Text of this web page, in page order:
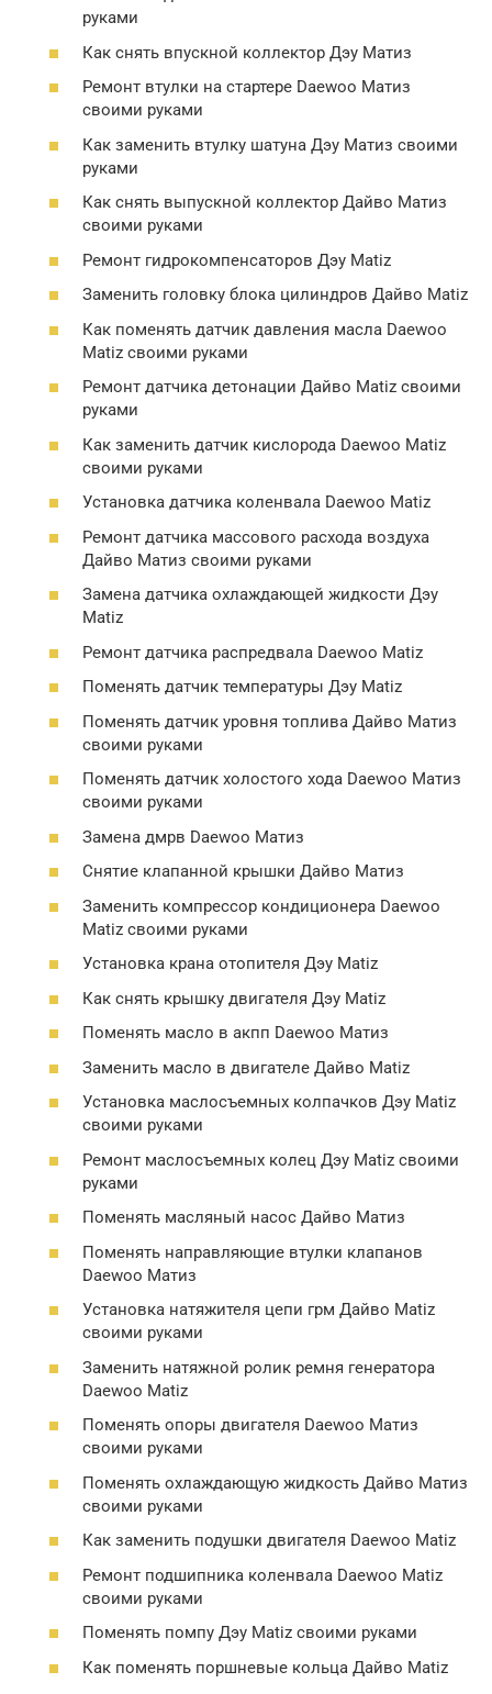
руками
Как снять впускной коллектор Дэу Матиз
Ремонт втулки на стартере Daewoo Матиз
своими руками
Как заменить втулку шатуна Дэу Матиз своими
руками
Как снять выпускной коллектор Дайво Матиз
своими руками
Ремонт гидрокомпенсаторов Дэу Matiz
Заменить головку блока цилиндров Дайво Matiz
Как поменять датчик давления масла Daewoo
Matiz своими руками
Ремонт датчика детонации Дайво Matiz своими
руками
Как заменить датчик кислорода Daewoo Matiz
своими руками
Установка датчика коленвала Daewoo Matiz
Ремонт датчика массового расхода воздуха
Дайво Матиз своими руками
Замена датчика охлаждающей жидкости Дэу
Matiz
Ремонт датчика распредвала Daewoo Matiz
Поменять датчик температуры Дэу Matiz
Поменять датчик уровня топлива Дайво Матиз
своими руками
Поменять датчик холостого хода Daewoo Матиз
своими руками
Замена дмрв Daewoo Матиз
Снятие клапанной крышки Дайво Матиз
Заменить компрессор кондиционера Daewoo
Matiz своими руками
Установка крана отопителя Дэу Matiz
Как снять крышку двигателя Дэу Matiz
Поменять масло в акпп Daewoo Матиз
Заменить масло в двигателе Дайво Matiz
Установка маслосъемных колпачков Дэу Matiz
своими руками
Ремонт маслосъемных колец Дэу Matiz своими
руками
Поменять масляный насос Дайво Матиз
Поменять направляющие втулки клапанов
Daewoo Матиз
Установка натяжителя цепи грм Дайво Matiz
своими руками
Заменить натяжной ролик ремня генератора
Daewoo Matiz
Поменять опоры двигателя Daewoo Матиз
своими руками
Поменять охлаждающую жидкость Дайво Матиз
своими руками
Как заменить подушки двигателя Daewoo Matiz
Ремонт подшипника коленвала Daewoo Matiz
своими руками
Поменять помпу Дэу Matiz своими руками
Как поменять поршневые кольца Дайво Matiz